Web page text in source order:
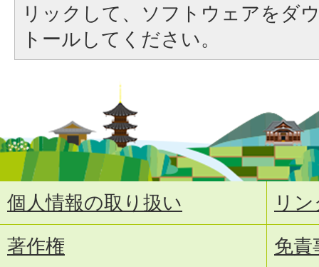
リックして、ソフトウェアをダ
トールしてください。
個人情報の取り扱い
リ
著作権
免責